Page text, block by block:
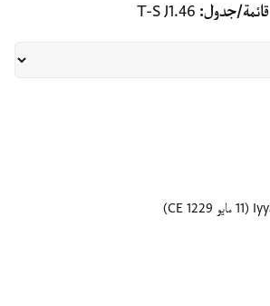
قائمة/جدول T-S J1.46
(11 مايو 1229 CE)